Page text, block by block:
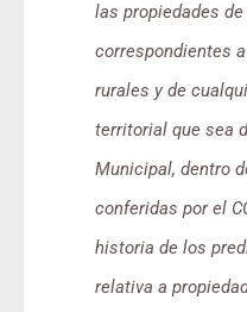
las propiedades
correspondientes
rurales y de
territorial que sea
Municipal, dentro
conferidas por el
historia de los
relativa a